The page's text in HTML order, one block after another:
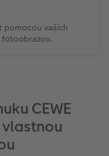
pomocou vašich
CEWE